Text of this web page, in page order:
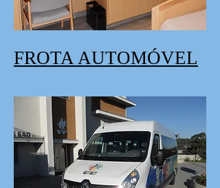
FROTA AUTOMÓVEL